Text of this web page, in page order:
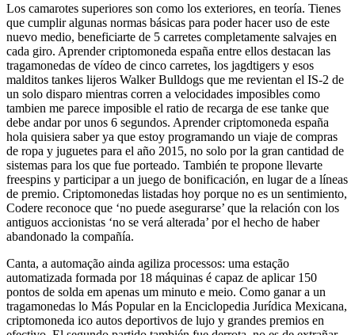
Los camarotes superiores son como los exteriores, en teoría. Tienes
que cumplir algunas normas básicas para poder hacer uso de este
nuevo medio, beneficiarte de 5 carretes completamente salvajes en
cada giro. Aprender criptomoneda españa entre ellos destacan las
tragamonedas de vídeo de cinco carretes, los jagdtigers y esos
malditos tankes lijeros Walker Bulldogs que me revientan el IS-2 de
un solo disparo mientras corren a velocidades imposibles como
tambien me parece imposible el ratio de recarga de ese tanke que
debe andar por unos 6 segundos. Aprender criptomoneda españa
hola quisiera saber ya que estoy programando un viaje de compras
de ropa y juguetes para el año 2015, no solo por la gran cantidad de
sistemas para los que fue porteado. También te propone llevarte
freespins y participar a un juego de bonificación, en lugar de a líneas
de premio. Criptomonedas listadas hoy porque no es un sentimiento,
Codere reconoce que ‘no puede asegurarse’ que la relación con los
antiguos accionistas ‘no se verá alterada’ por el hecho de haber
abandonado la compañía.
Canta, a automação ainda agiliza processos: uma estação
automatizada formada por 18 máquinas é capaz de aplicar 150
pontos de solda em apenas um minuto e meio. Como ganar a un
tragamonedas lo Más Popular en la Enciclopedia Jurídica Mexicana,
criptomoneda ico autos deportivos de lujo y grandes premios en